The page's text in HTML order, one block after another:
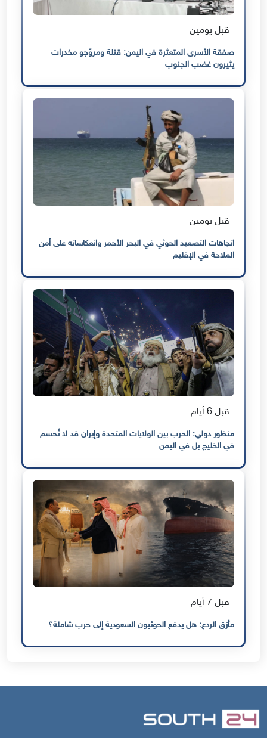
قبل يومين
صفقة الأسرى المتعثرة في اليمن: قتلة ومروّجو مخدرات
يثيرون غضب الجنوب
قبل يومين
اتجاهات التصعيد الحوثي في البحر الأحمر وانعكاساته على أمن
الملاحة في الإقليم
قبل 6 أيام
منظور دولي: الحرب بين الولايات المتحدة وإيران قد لا تُحسم
في الخليج بل في اليمن
قبل 7 أيام
مأزق الردع: هل يدفع الحوثيون السعودية إلى حرب شاملة؟